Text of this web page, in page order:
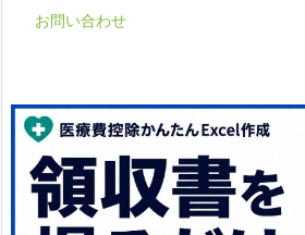
お問い合わせ